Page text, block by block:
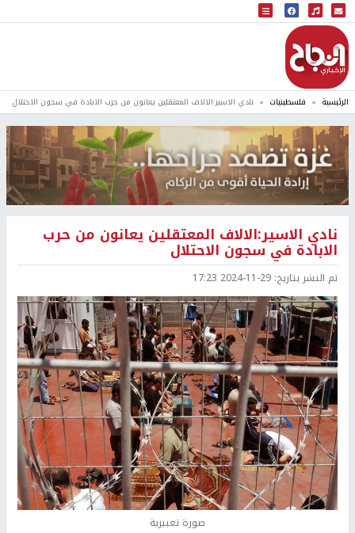
البث المباشر
إذاعة النجاح
الرئيسية فلسطينيات نادي الاسير:الالاف المعتقلين يعانون من حرب الابادة في سجون الاحتلال
نادي الاسير:الالاف المعتقلين يعانون من حرب
الابادة في سجون الاحتلال
تم النشر بتاريخ: 2024-11-29 17:23
صورة تعبيرية